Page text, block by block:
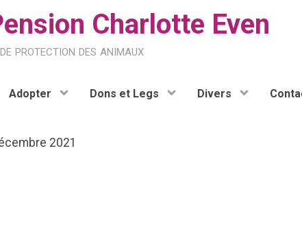
Charlotte Even
protection des animaux
Adopter Dons et Legs Divers
2021